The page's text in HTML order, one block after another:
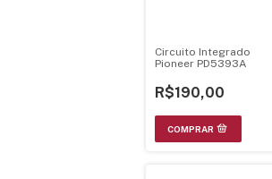
Circuito Integrado
Pioneer PD5393A
R$190,00